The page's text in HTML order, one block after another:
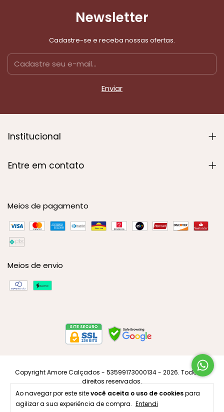
Ao navegar por este sitevocê aceita o uso de cookiespara
agilizar a sua experiência de compra. Entendi
Newsletter
Cadastre-se e receba nossas ofertas.
Institucional
Entre em contato
Meios de pagamento
Meios de envio
Copyright Amore Calçados - 53599173000134 - 2026. Todos os
direitos reservados.